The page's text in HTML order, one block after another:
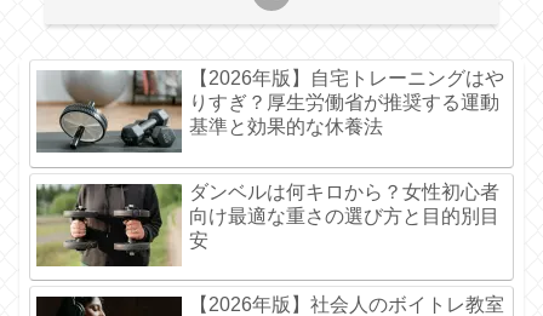
【2026年版】自宅トレーニングはや
りすぎ？厚生労働省が推奨する運動
基準と効果的な休養法
ダンベルは何キロから？女性初心者
向け最適な重さの選び方と目的別目
安
【2026年版】社会人のボイトレ教室